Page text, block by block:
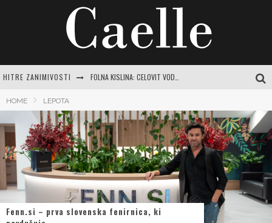
HITRE ZANIMIVOSTI
MISLI O NARAVI: ZAKAJ JE POVEZAVA Z ZELENO MODROSTJO KLJUČNA ZA SODOBNO ŽENSKO
JASNA GRBIČ: CELOVIT VODNIK PO ŽIVLJENJU IN DELU SLOVENSKE IKONE
SRCE DOMA: VODIČ DO USTVARJANJA PRISTNEGA ZATOČIŠČA Z NAJLEPŠIMI MISLIMI
HOME LEPOTA
Fenn.si – prva slovenska fenirnica, ki